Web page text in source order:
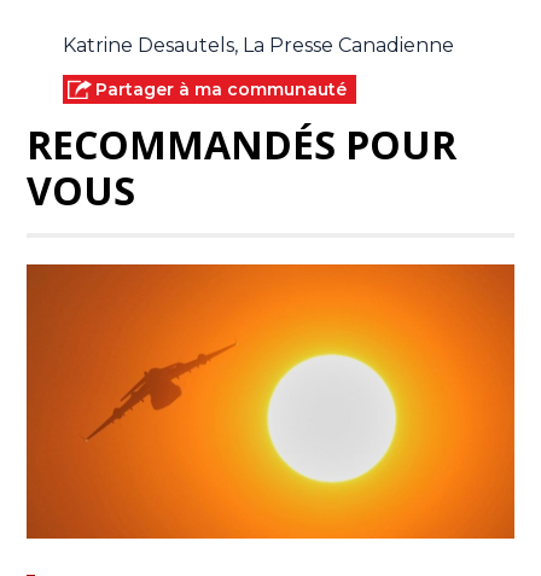
Katrine Desautels, La Presse Canadienne
Partager à ma communauté
RECOMMANDÉS POUR
VOUS